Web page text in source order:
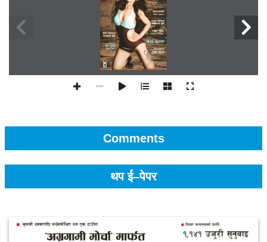
Comments
थप ई–पेपर